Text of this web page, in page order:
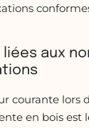
liées aux
courante lors
en bois est